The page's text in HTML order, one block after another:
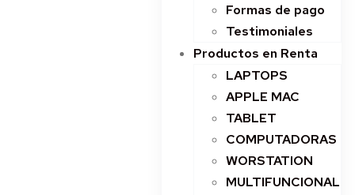
Formas de pago
Testimoniales
Productos en Renta
LAPTOPS
APPLE MAC
TABLET
COMPUTADORAS
WORSTATION
MULTIFUNCIONAL